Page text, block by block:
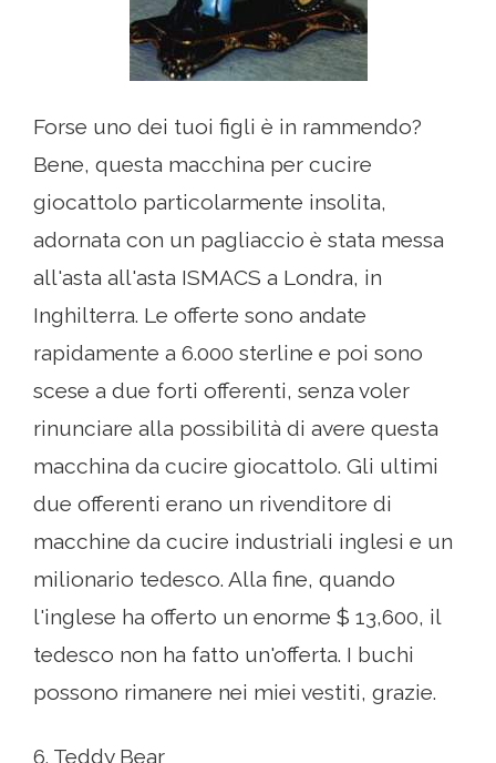
Forse uno dei tuoi figli è in rammendo?
Bene, questa macchina per cucire
giocattolo particolarmente insolita,
adornata con un pagliaccio è stata messa
all'asta all'asta ISMACS a Londra, in
Inghilterra. Le offerte sono andate
rapidamente a 6.000 sterline e poi sono
scese a due forti offerenti, senza voler
rinunciare alla possibilità di avere questa
macchina da cucire giocattolo. Gli ultimi
due offerenti erano un rivenditore di
macchine da cucire industriali inglesi e un
milionario tedesco. Alla fine, quando
l'inglese ha offerto un enorme $ 13,600, il
tedesco non ha fatto un'offerta. I buchi
possono rimanere nei miei vestiti, grazie.
6. Teddy Bear